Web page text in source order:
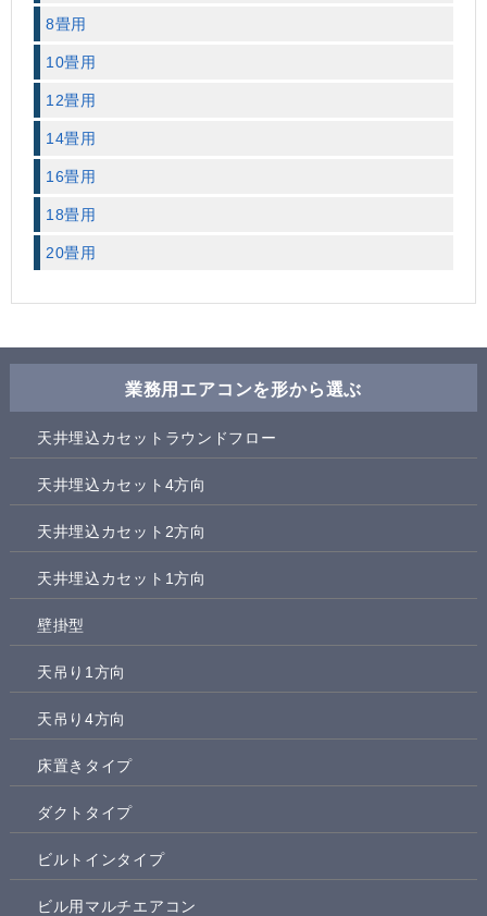
8畳用
10畳用
12畳用
14畳用
16畳用
18畳用
20畳用
業務用エアコンを形から選ぶ
天井埋込カセットラウンドフロー
天井埋込カセット4方向
天井埋込カセット2方向
天井埋込カセット1方向
壁掛型
天吊り1方向
天吊り4方向
床置きタイプ
ダクトタイプ
ビルトインタイプ
ビル用マルチエアコン